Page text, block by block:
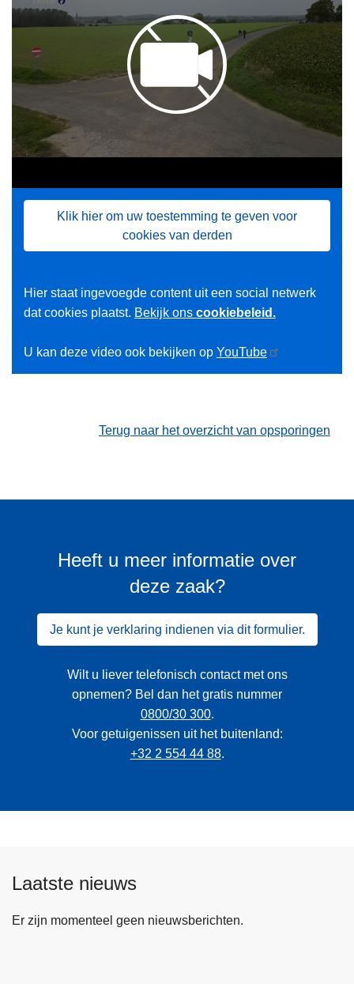
Klik hier om uw toestemming te geven voor
cookies van derden
Hier staat ingevoegde content uit een social netwerk
dat cookies plaatst. Bekijk ons cookiebeleid.
U kan deze video ook bekijken op YouTube
Terug naar het overzicht van opsporingen
Heeft u meer informatie over
deze zaak?
Je kunt je verklaring indienen via dit formulier.
Wilt u liever telefonisch contact met ons
opnemen? Bel dan het gratis nummer
0800/30 300.
Voor getuigenissen uit het buitenland:
+32 2 554 44 88.
Laatste nieuws
Er zijn momenteel geen nieuwsberichten.